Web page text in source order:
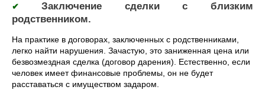
✔ Заключение сделки с близким
родственником.
На практике в договорах, заключенных с родственниками,
легко найти нарушения. Зачастую, это заниженная цена или
безвозмездная сделка (договор дарения). Естественно, если
человек имеет финансовые проблемы, он не будет
расставаться с имуществом задаром.